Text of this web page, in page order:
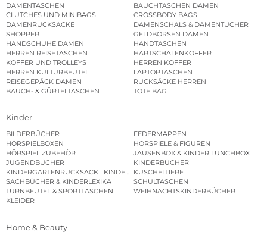
DAMENTASCHEN
BAUCHTASCHEN DAMEN
CLUTCHES UND MINIBAGS
CROSSBODY BAGS
DAMENRUCKSÄCKE
DAMENSCHALS & DAMENTÜCHER
SHOPPER
GELDBÖRSEN DAMEN
HANDSCHUHE DAMEN
HANDTASCHEN
HERREN REISETASCHEN
HARTSCHALENKOFFER
KOFFER UND TROLLEYS
HERREN KOFFER
HERREN KULTURBEUTEL
LAPTOPTASCHEN
REISEGEPÄCK DAMEN
RUCKSÄCKE HERREN
BAUCH- & GÜRTELTASCHEN
TOTE BAG
Kinder
BILDERBÜCHER
FEDERMAPPEN
HÖRSPIELBOXEN
HÖRSPIELE & FIGUREN
HÖRSPIEL ZUBEHÖR
JAUSENBOX & KINDER LUNCHBOX
JUGENDBÜCHER
KINDERBÜCHER
KINDERGARTENRUCKSACK | KINDERGARTENBEUTEL
KUSCHELTIERE
SACHBÜCHER & KINDERLEXIKA
SCHULTASCHEN
TURNBEUTEL & SPORTTASCHEN
WEIHNACHTSKINDERBÜCHER
KLEIDER
Home & Beauty